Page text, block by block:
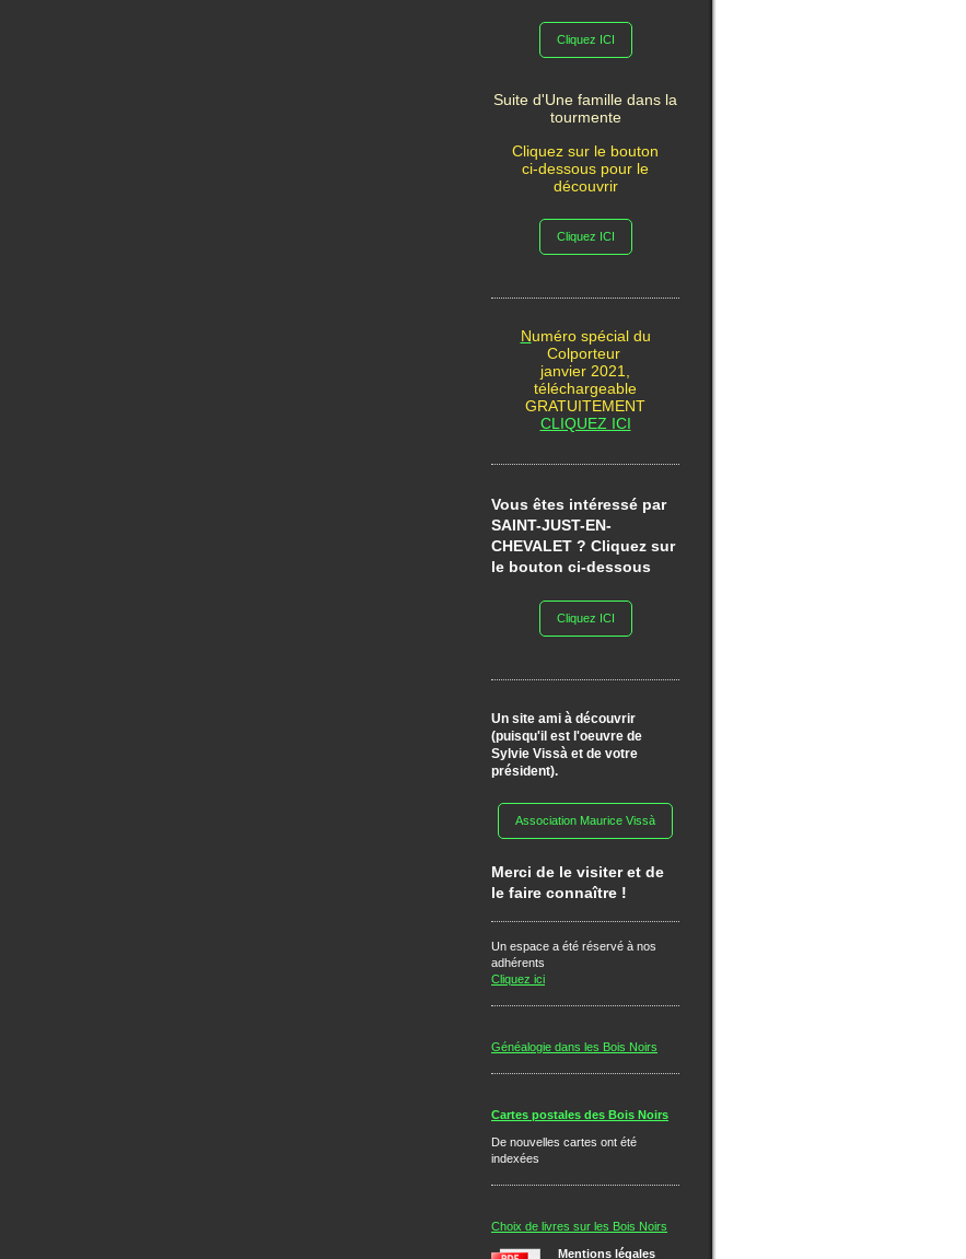
Cliquez ICI
Suite d'Une famille dans la
tourmente
Cliquez sur le bouton
ci-dessous pour le
découvrir
Cliquez ICI
Numéro spécial du
Colporteur
janvier 2021,
téléchargeable
GRATUITEMENT
CLIQUEZ ICI
Vous êtes intéressé par
SAINT-JUST-EN-
CHEVALET ? Cliquez sur
le bouton ci-dessous
Cliquez ICI
Un site ami à découvrir
(puisqu'il est l'oeuvre de
Sylvie Vissà et de votre
président).
Association Maurice Vissà
Merci de le visiter et de
le faire connaître !
Un espace a été réservé à nos
adhérents
Cliquez ici
Généalogie dans les Bois Noirs
Cartes postales des Bois Noirs
De nouvelles cartes ont été
indexées
Choix de livres sur les Bois Noirs
Mentions légales